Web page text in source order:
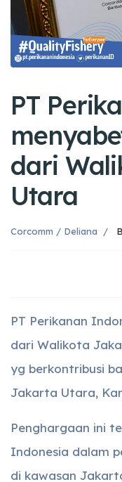
PT
dari
Utara
Corcomm / Deliana
PT Perikanan
dari Walikota
yg berkontribusi
Jakarta Utara,
Penghargaan ini
Indonesia dalam
di kawasan